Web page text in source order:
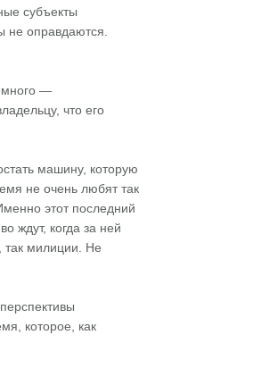
субъекты
не оправдаются.
—
что его
машину, которую
не очень любят так
этот последний
ждут, когда за ней
так милиции. Не
которое, как